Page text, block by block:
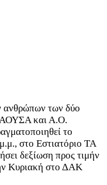
ανθρώπων των δύο
και Α.Ο.
το
στο Εστιατόριο ΤΑ
δεξίωση προς τιμήν
Κυριακή στο ΔΑΚ